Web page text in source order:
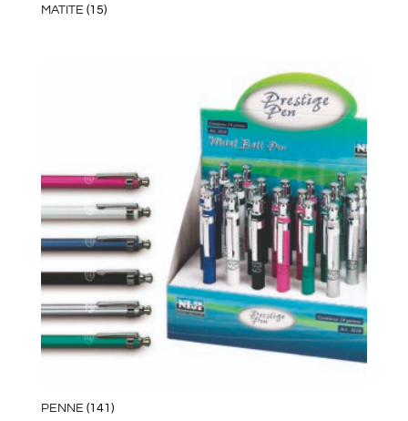
MATITE (15)
PENNE (141)